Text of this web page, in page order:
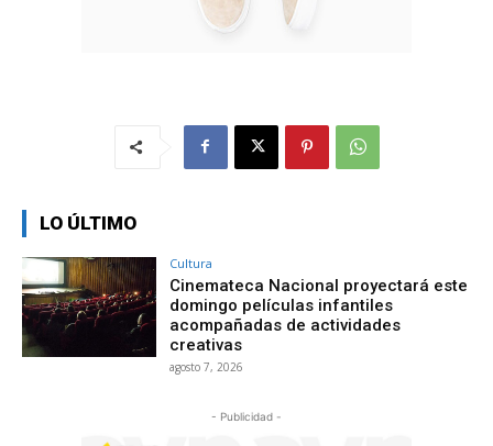
LO ÚLTIMO
Cultura
Cinemateca Nacional proyectará este
domingo películas infantiles
acompañadas de actividades
creativas
agosto 7, 2026
- Publicidad -